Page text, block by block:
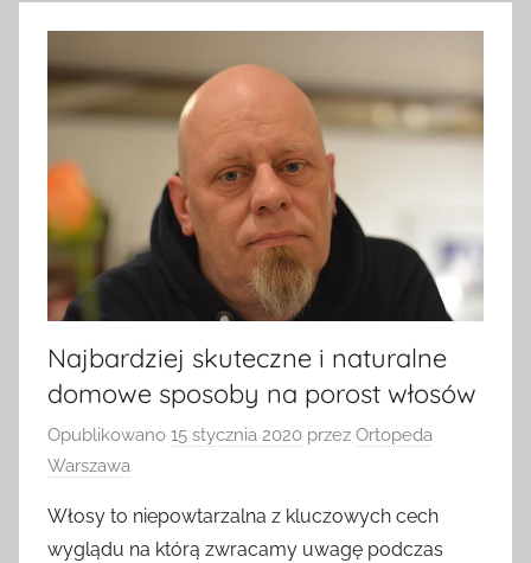
Najbardziej skuteczne i naturalne
domowe sposoby na porost włosów
Opublikowano 15 stycznia 2020 przez Ortopeda
Warszawa
Włosy to niepowtarzalna z kluczowych cech
wyglądu na którą zwracamy uwagę podczas